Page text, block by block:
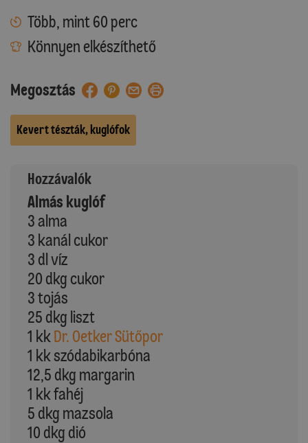
Több, mint 60 perc
Könnyen elkészíthető
Megosztás
Kevert tészták, kuglófok
Hozzávalók
Almás kuglóf
3 alma
3 kanál cukor
3 dl víz
20 dkg cukor
3 tojás
25 dkg liszt
1 kk Dr. Oetker Sütőpor
1 kk szódabikarbóna
12,5 dkg margarin
1 kk fahéj
5 dkg mazsola
10 dkg dió